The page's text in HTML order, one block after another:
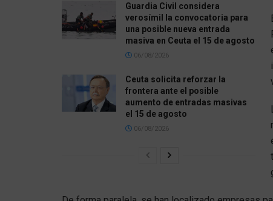
Guardia Civil considera
verosímil la convocatoria para
una posible nueva entrada
masiva en Ceuta el 15 de agosto
06/08/2026
Ceuta solicita reforzar la
frontera ante el posible
aumento de entradas masivas
el 15 de agosto
06/08/2026